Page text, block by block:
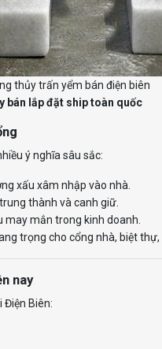
thủy trấn yểm bán điện biên
bán lắp đặt ship toàn quốc
ý nghĩa sâu sắc:
xấu xâm nhập vào nhà.
thành và canh giữ.
may mắn trong kinh doanh.
trọng cho cổng nhà, biệt thự,
nay
Điện Biên: